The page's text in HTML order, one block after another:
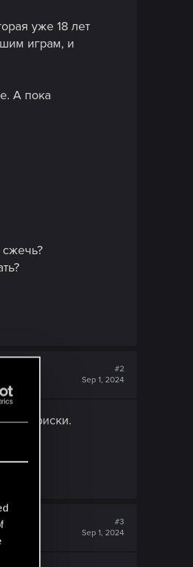
уже 18 лет
играм, и
А пока
#2
Sep 1, 2024
риски.
#3
Sep 1, 2024